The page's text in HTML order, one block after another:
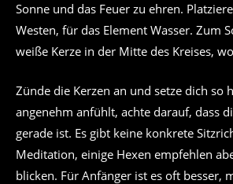
Sonne und das Feuer zu ehren.
Westen, für das Element Wasser. Zum
weiße Kerze in der Mitte des Kreises,
Zünde die Kerzen an und setze dich so
angenehm anfühlt, achte darauf, dass
gerade ist. Es gibt keine konkrete
Meditation, einige Hexen empfehlen
blicken. Für Anfänger ist es oft besser,